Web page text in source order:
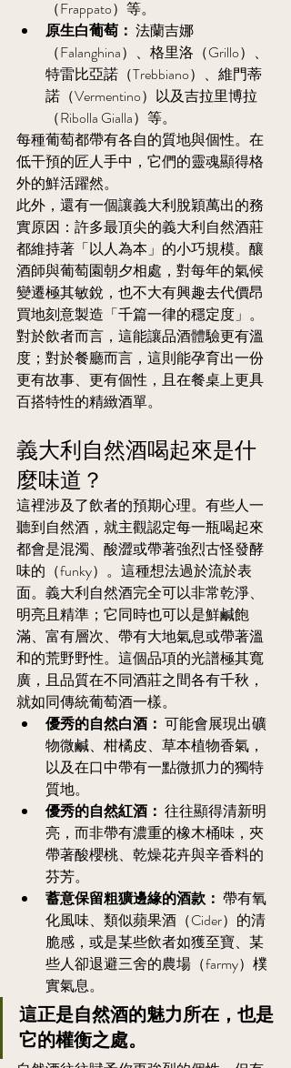
（Frappato）等。
原生白葡萄： 法蘭吉娜
（Falanghina）、格里洛（Grillo）、
特雷比亞諾（Trebbiano）、維門蒂
諾（Vermentino）以及吉拉里博拉
（Ribolla Gialla）等。
每種葡萄都帶有各自的質地與個性。在
低干預的匠人手中，它們的靈魂顯得格
外的鮮活躍然。
此外，還有一個讓義大利脫穎萬出的務
實原因：許多最頂尖的義大利自然酒莊
都維持著「以人為本」的小巧規模。釀
酒師與葡萄園朝夕相處，對每年的氣候
變遷極其敏銳，也不大有興趣去代價昂
買地刻意製造「千篇一律的穩定度」。
對於飲者而言，這能讓品酒體驗更有溫
度；對於餐廳而言，這則能孕育出一份
更有故事、更有個性，且在餐桌上更具
百搭特性的精緻酒單。
義大利自然酒喝起來是什
麼味道？
這裡涉及了飲者的預期心理。有些人一
聽到自然酒，就主觀認定每一瓶喝起來
都會是混濁、酸澀或帶著強烈古怪發酵
味的（funky）。這種想法過於流於表
面。義大利自然酒完全可以非常乾淨、
明亮且精準；它同時也可以是鮮鹹飽
滿、富有層次、帶有大地氣息或帶著溫
和的荒野野性。這個品項的光譜極其寬
廣，且品質在不同酒莊之間各有千秋，
就如同傳統葡萄酒一樣。
優秀的自然白酒： 可能會展現出礦
物微鹹、柑橘皮、草本植物香氣，
以及在口中帶有一點微抓力的獨特
質地。
優秀的自然紅酒： 往往顯得清新明
亮，而非帶有濃重的橡木桶味，夾
帶著酸櫻桃、乾燥花卉與辛香料的
芬芳。
蓄意保留粗獷邊緣的酒款： 帶有氧
化風味、類似蘋果酒（Cider）的清
脆感，或是某些飲者如獲至寶、某
些人卻退避三舍的農場（farmy）樸
實氣息。
這正是自然酒的魅力所在，也是
它的權衡之處。